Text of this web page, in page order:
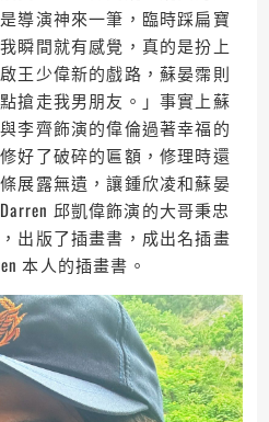
導演神來一筆，臨時踩扁寶
瞬間就有感覺，真的是扮上
王少偉新的戲路，蘇晏霈則
搶走我男朋友。」事實上蘇
李齊飾演的偉倫過著幸福的
好了破碎的匾額，修理時還
展露無遺，讓鍾欣凌和蘇晏
邱凱偉飾演的大哥秉忠
出版了插畫書，成出名插畫
本人的插畫書。